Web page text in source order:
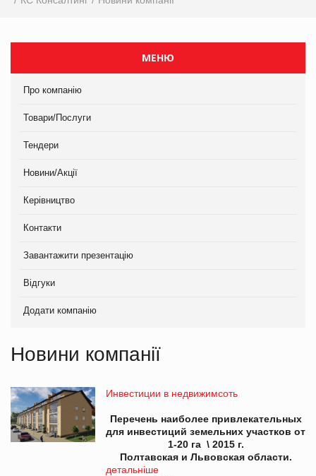
МЕНЮ
Про компанію
Товари/Послуги
Тендери
Новини/Акції
Керівництво
Контакти
Завантажити презентацію
Відгуки
Додати компанію
Новини компанії
Инвестиции в недвижимсоть
Перечень наиболее привлекательных
для инвестиций земельних участков от
1-20 га \ 2015 г.
Полтавская и Львовская области.
детальніше